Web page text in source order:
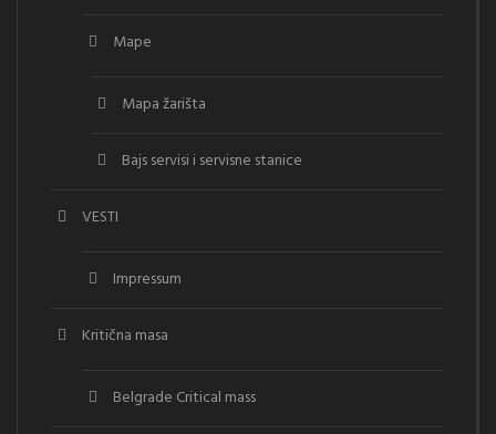
Mape
Mapa žarišta
Bajs servisi i servisne stanice
VESTI
Impressum
Kritična masa
Belgrade Critical mass